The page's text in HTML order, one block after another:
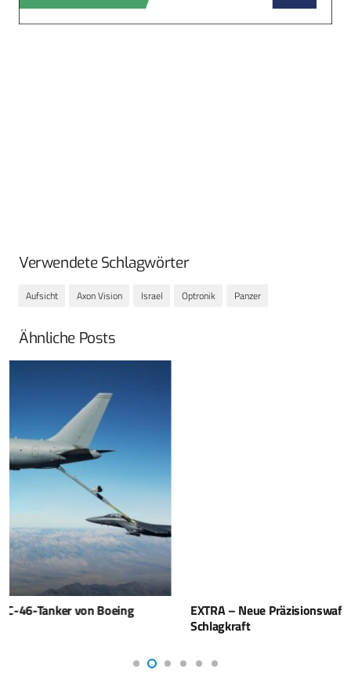
Verwendete Schlagwörter
Aufsicht Axon Vision Israel Optronik Panzer
Ähnliche Posts
EXTRA – Neue Präzisionswaffen stärken Marokkos